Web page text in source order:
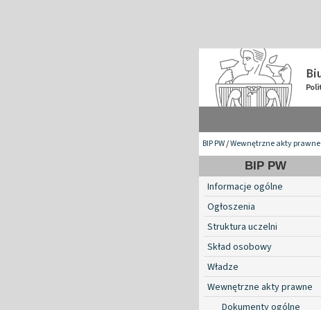
BIP PW/Wewnętrzne akty prawne
BIP PW
Informacje ogólne
Ogłoszenia
Struktura uczelni
Skład osobowy
Władze
Wewnętrzne akty prawne
Dokumenty ogólne